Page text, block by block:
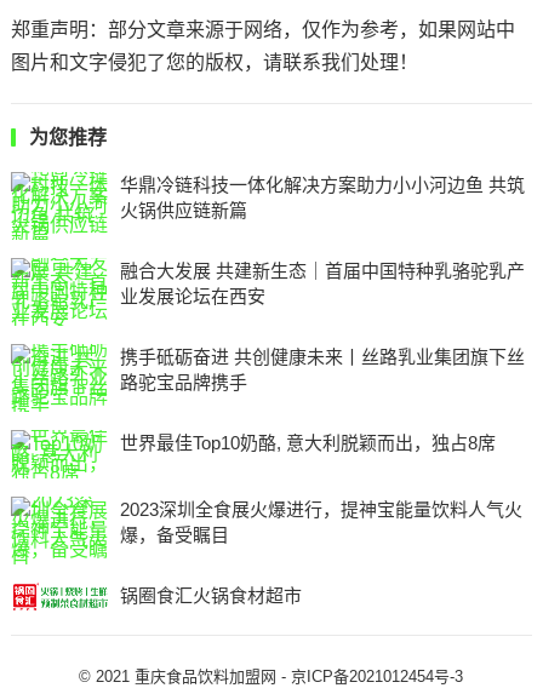
郑重声明：部分文章来源于网络，仅作为参考，如果网站中
图片和文字侵犯了您的版权，请联系我们处理！
为您推荐
华鼎冷链科技一体化解决方案助力小小河边鱼 共筑
火锅供应链新篇
融合大发展 共建新生态｜首届中国特种乳骆驼乳产
业发展论坛在西安
携手砥砺奋进 共创健康未来丨丝路乳业集团旗下丝
路驼宝品牌携手
世界最佳Top10奶酪, 意大利脱颖而出，独占8席
2023深圳全食展火爆进行，提神宝能量饮料人气火
爆，备受瞩目
锅圈食汇火锅食材超市
© 2021重庆食品饮料加盟网 -京ICP备2021012454号-3